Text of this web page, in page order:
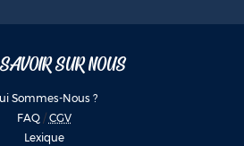
SUR NOUS
Sommes-Nous ?
FAQ/ CGV
Lexique